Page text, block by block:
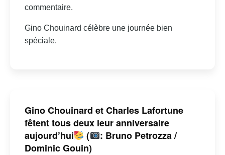
commentaire.
Gino Chouinard célèbre une journée bien
spéciale.
Gino Chouinard et Charles Lafortune
fêtent tous deux leur anniversaire
aujourd’hui
(
: Bruno Petrozza /
Dominic Gouin)